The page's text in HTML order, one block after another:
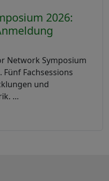
2026:
Network Symposium
Fachsessions
und
…